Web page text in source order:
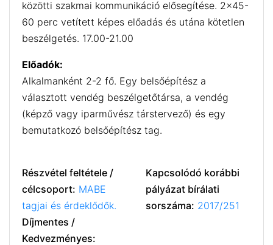
közötti szakmai kommunikáció elősegítése. 2×45-
60 perc vetített képes előadás és utána kötetlen
beszélgetés. 17.00-21.00
Előadók:
Alkalmanként 2-2 fő. Egy belsőépítész a
választott vendég beszélgetőtársa, a vendég
(képző vagy iparművész társtervező) és egy
bemutatkozó belsőépítész tag.
Részvétel feltétele /
célcsoport: MABE
tagjai és érdeklődők.
Díjmentes /
Kedvezményes:
Kapcsolódó korábbi
pályázat bírálati
sorszáma: 2017/251